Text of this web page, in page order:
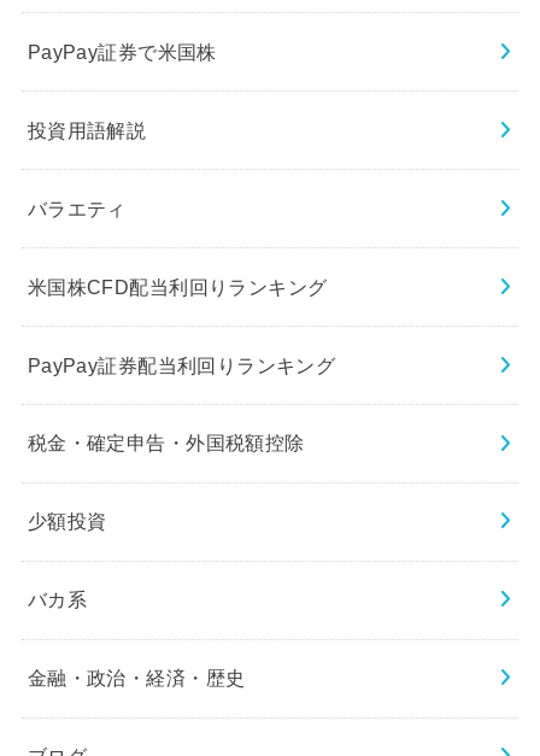
PayPay証券で米国株
投資用語解説
バラエティ
米国株CFD配当利回りランキング
PayPay証券配当利回りランキング
税金・確定申告・外国税額控除
少額投資
バカ系
金融・政治・経済・歴史